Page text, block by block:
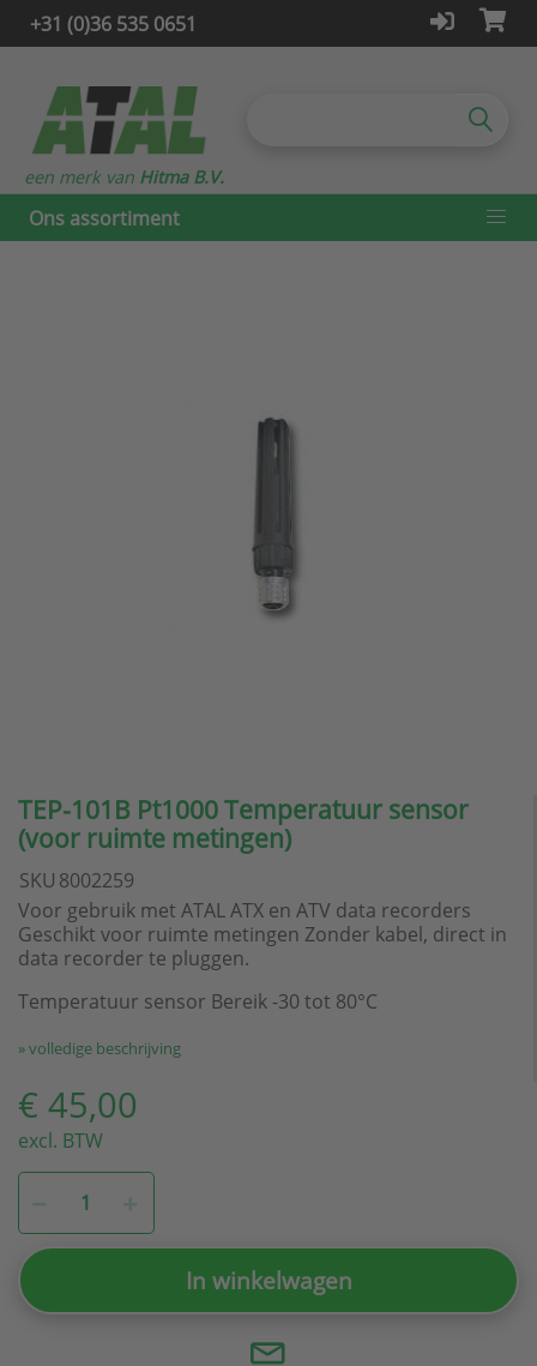
+31 (0)36 535 0651
Ons assortiment
een merk van Hitma B.V.
TEP-101B Pt1000 Temperatuur sensor
(voor ruimte metingen)
SKU 8002259
Voor gebruik met ATAL ATX en ATV data recorders
Geschikt voor ruimte metingen Zonder kabel, direct in
data recorder te pluggen.
Temperatuur sensor Bereik -30 tot 80°C
» volledige beschrijving
€ 45,00
excl. BTW
In winkelwagen